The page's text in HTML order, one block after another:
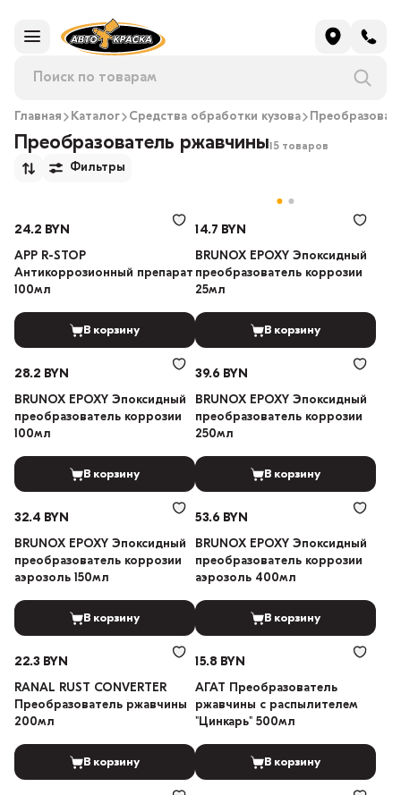
Главная Каталог Средства обработки кузова
Преобразователь ржавчины 15 товаров
Фильтры
24.2 BYN
APP R-STOP
Антикоррозионный препарат
100мл
В корзину
14.7 BYN
BRUNOX EPOXY Эпоксидный
преобразователь коррозии
25мл
В корзину
28.2 BYN
BRUNOX EPOXY Эпоксидный
преобразователь коррозии
100мл
В корзину
39.6 BYN
BRUNOX EPOXY Эпоксидный
преобразователь коррозии
250мл
В корзину
32.4 BYN
BRUNOX EPOXY Эпоксидный
преобразователь коррозии
аэрозоль 150мл
В корзину
53.6 BYN
BRUNOX EPOXY Эпоксидный
преобразователь коррозии
аэрозоль 400мл
В корзину
22.3 BYN
RANAL RUST CONVERTER
Преобразователь ржавчины
200мл
В корзину
15.8 BYN
АГАТ Преобразователь
ржавчины с распылителем
"Цинкарь" 500мл
В корзину